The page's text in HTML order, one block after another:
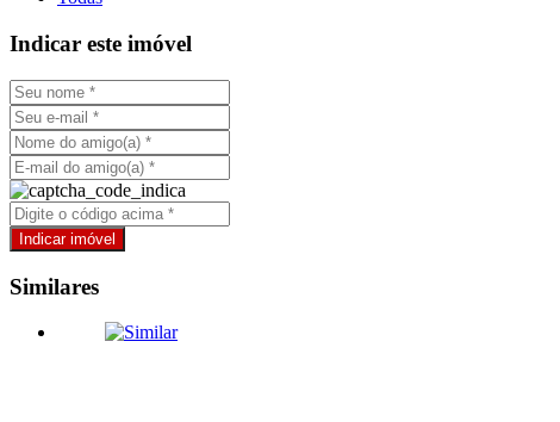
Indicar este imóvel
Similares